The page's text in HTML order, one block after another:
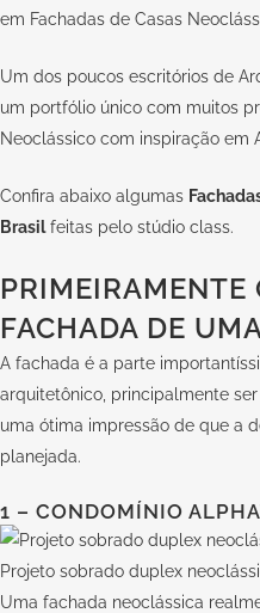
em Fachadas de Casas
Um dos poucos escritórios de
um portfólio único com muitos
Neoclássico com inspiração em
Confira abaixo algumas
Brasilfeitas pelo stúdio class.
PRIMEIRAMENTE
FACHADA DE
A fachada é a parte
arquitetônico, principalmente
uma ótima impressão de que a
planejada.
1 – CONDOMÍNIO
Projeto sobrado duplex
Uma fachada neoclássica